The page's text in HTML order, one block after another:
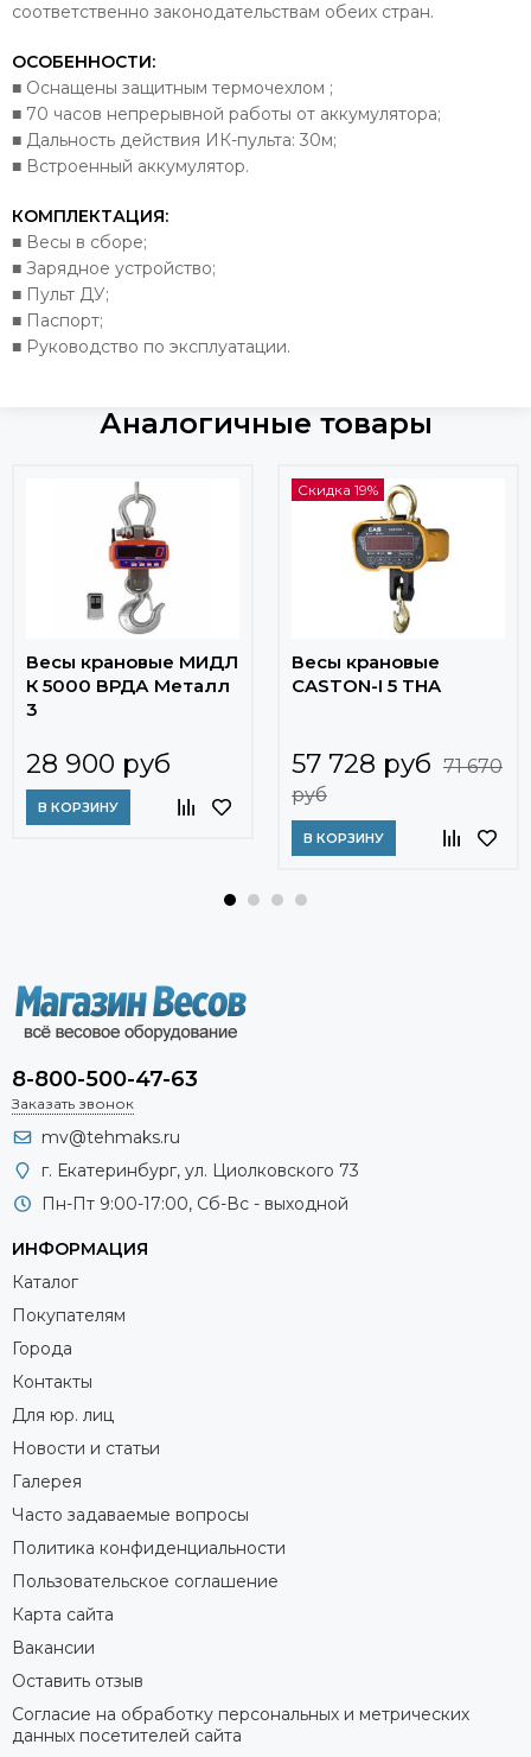
соответственно законодательствам обеих стран.
ОСОБЕННОСТИ:
■ Оснащены защитным термочехлом ;
■ 70 часов непрерывной работы от аккумулятора;
■ Дальность действия ИК-пульта: 30м;
■ Встроенный аккумулятор.
КОМПЛЕКТАЦИЯ:
■ Весы в сборе;
■ Зарядное устройство;
■ Пульт ДУ;
■ Паспорт;
■ Руководство по эксплуатации.
Аналогичные товары
Весы крановые МИДЛ
К 5000 ВРДА Металл
3
28 900 руб
В КОРЗИНУ
Скидка 19%
Весы крановые
CASTON-I 5 THA
57 728 руб 71 670
руб
В КОРЗИНУ
8-800-500-47-63
Заказать звонок
mv@tehmaks.ru
г. Екатеринбург, ул. Циолковского 73
Пн-Пт 9:00-17:00, Сб-Вс - выходной
ИНФОРМАЦИЯ
Каталог
Покупателям
Города
Контакты
Для юр. лиц
Новости и статьи
Галерея
Часто задаваемые вопросы
Политика конфиденциальности
Пользовательское соглашение
Карта сайта
Вакансии
Оставить отзыв
Согласие на обработку персональных и метрических
данных посетителей сайта